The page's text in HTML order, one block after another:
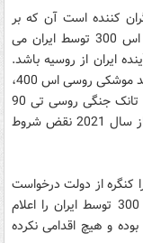
کننده است آن که بر
اساس گزارش منابع خبری ایرانی و روسی، خرید اس 300 توسط ایران می
ایران از روسیه باشد.
این توافقات می تواند شامل نسل جدید سامانه ضد موشکی روسی اس 400،
جت های جنگنده و همچنین افتتاح یک خط تولید تانک جنگی روسی تی 90
در ایران باشد. انجام هریک از این معاملات قبل از سال 2021 نقض شروط
از دولت درخواست
کرده است برنامه خود برای واکنش به خرید اس 300 توسط ایران را اعلام
و هیچ اقدامی نکرده